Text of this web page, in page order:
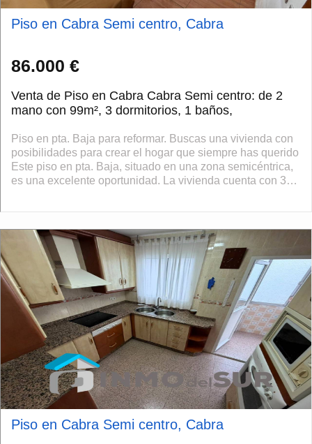
Piso en Cabra Semi centro, Cabra
86.000 €
Venta de Piso en Cabra Cabra Semi centro: de 2
mano con 99m², 3 dormitorios, 1 baños,
Piso en pta. Baja para reformar. Buscas una vivienda con
posibilidades para crear el hogar que siempre has querido
Este piso en pta. Baja, situado en una zona semicéntrica,
es una excelente oportunidad. La vivienda cuenta con 3
Piso en Cabra Semi centro, Cabra